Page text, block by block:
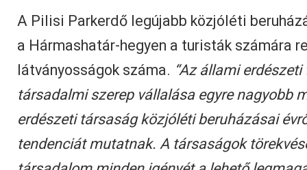
A Pilisi Parkerdő legújabb közjóléti
a Hármashatár-hegyen a turisták számára
látványosságok száma. “Az állami
társadalmi szerep vállalása egyre nagyobb
erdészeti társaság közjóléti beruházásai
tendenciát mutatnak. A társaságok